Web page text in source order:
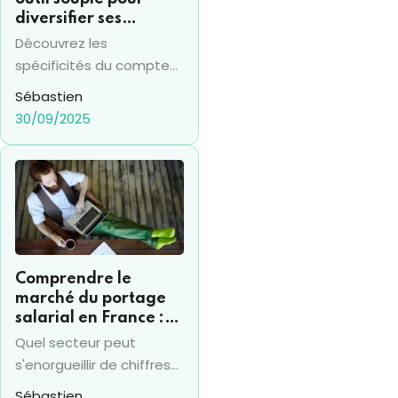
diversifier ses
investissements
financiers
Découvrez les
spécificités du compte
titres en 2025 et sa
différence avec le PEA,
Sébastien
30/09/2025
Comprendre le
marché du portage
salarial en France :
chiffres clés et
évolutions récentes
Quel secteur peut
s'enorgueillir de chiffres
de croissance de 20%